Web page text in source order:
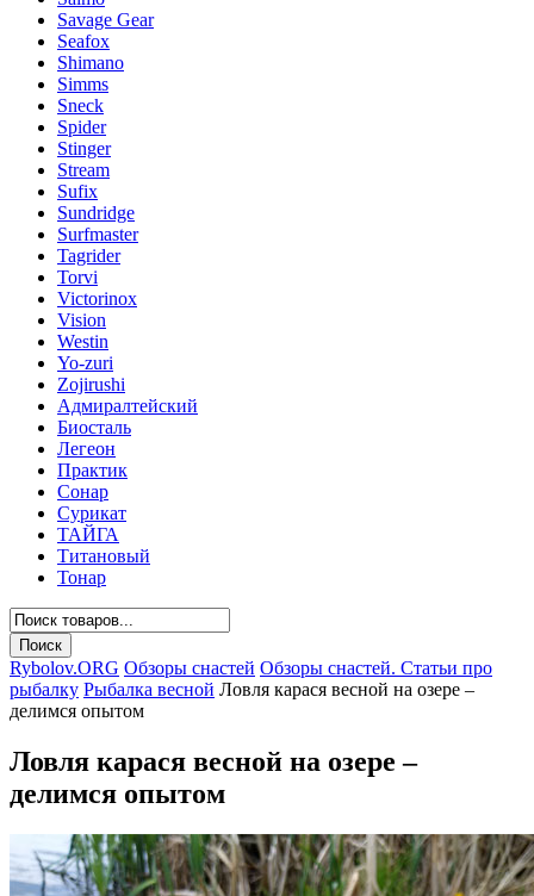
Savage Gear
Seafox
Shimano
Simms
Sneck
Spider
Stinger
Stream
Sufix
Sundridge
Surfmaster
Tagrider
Torvi
Victorinox
Vision
Westin
Yo-zuri
Zojirushi
Адмиралтейский
Биосталь
Легеон
Практик
Сонар
Сурикат
ТАЙГА
Титановый
Тонар
Rybolov.ORG Обзоры снастей Обзоры снастей. Статьи про
рыбалку Рыбалка весной Ловля карася весной на озере –
делимся опытом
Ловля карася весной на озере –
делимся опытом